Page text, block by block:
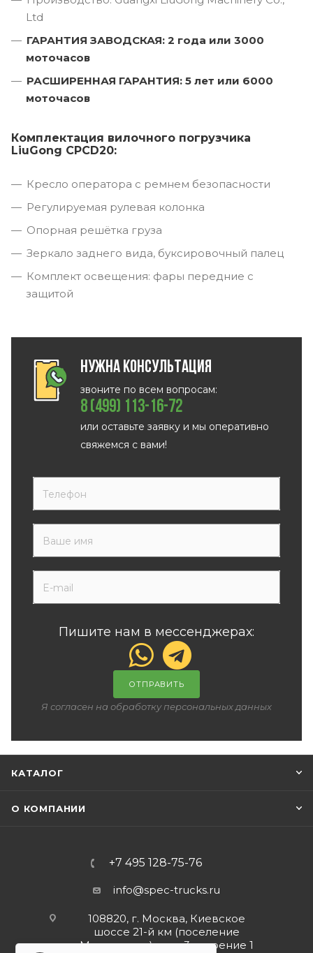
Ltd
ГАРАНТИЯ ЗАВОДСКАЯ: 2 года или 3000
моточасов
РАСШИРЕННАЯ ГАРАНТИЯ: 5 лет или 6000
моточасов
Комплектация вилочного погрузчика
LiuGong CPCD20:
Кресло оператора с ремнем безопасности
Регулируемая рулевая колонка
Опорная решётка груза
Зеркало заднего вида, буксировочный палец
Комплект освещения: фары передние с
защитой
Нужна консультация
звоните по всем вопросам:
8 (499) 113-16-72
или оставьте заявку и мы оперативно
свяжемся с вами!
Пишите нам в мессенджерах:
ОТПРАВИТЬ
Я согласен на обработку персональных данных
КАТАЛОГ
О КОМПАНИИ
+7 495 128-75-76
info@spec-trucks.ru
108820, г. Москва, Киевское
шоссе 21-й км (поселение
Мосрентген), дом 3 строение 1